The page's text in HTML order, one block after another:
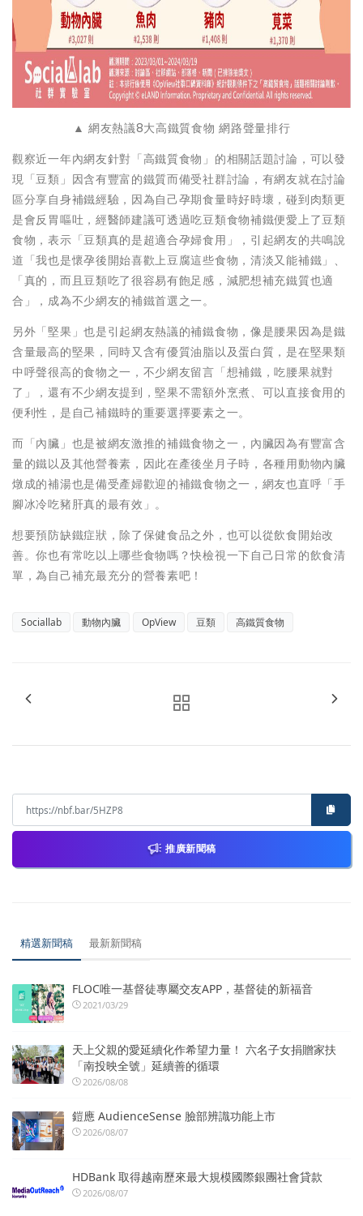
▲ 網友熱議8大高鐵質食物 網路聲量排行
觀察近一年內網友針對「高鐵質食物」的相關話題討論，可以發
現「豆類」因含有豐富的鐵質而備受社群討論，有網友就在討論
區分享自身補鐵經驗，因為自己孕期食量時好時壞，碰到肉類更
是會反胃嘔吐，經醫師建議可透過吃豆類食物補鐵便愛上了豆類
食物，表示「豆類真的是超適合孕婦食用」，引起網友的共鳴說
道「我也是懷孕後開始喜歡上豆腐這些食物，清淡又能補鐵」、
「真的，而且豆類吃了很容易有飽足感，減肥想補充鐵質也適
合」，成為不少網友的補鐵首選之一。
另外「堅果」也是引起網友熱議的補鐵食物，像是腰果因為是鐵
含量最高的堅果，同時又含有優質油脂以及蛋白質，是在堅果類
中呼聲很高的食物之一，不少網友留言「想補鐵，吃腰果就對
了」，還有不少網友提到，堅果不需額外烹煮、可以直接食用的
便利性，是自己補鐵時的重要選擇要素之一。
而「內臟」也是被網友激推的補鐵食物之一，內臟因為有豐富含
量的鐵以及其他營養素，因此在產後坐月子時，各種用動物內臟
燉成的補湯也是備受產婦歡迎的補鐵食物之一，網友也直呼「手
腳冰冷吃豬肝真的最有效」。
想要預防缺鐵症狀，除了保健食品之外，也可以從飲食開始改
善。你也有常吃以上哪些食物嗎？快檢視一下自己日常的飲食清
單，為自己補充最充分的營養素吧！
Sociallab 動物內臟 OpView 豆類 高鐵質食物
推廣新聞稿
精選新聞稿 最新新聞稿
FLOC唯一基督徒專屬交友APP，基督徒的新福音
2021/03/29
天上父親的愛延續化作希望力量！ 六名子女捐贈家扶
「南投映全號」延續善的循環
2026/08/08
鎧應 AudienceSense 臉部辨識功能上市
2026/08/07
HDBank 取得越南歷來最大規模國際銀團社會貸款
2026/08/07